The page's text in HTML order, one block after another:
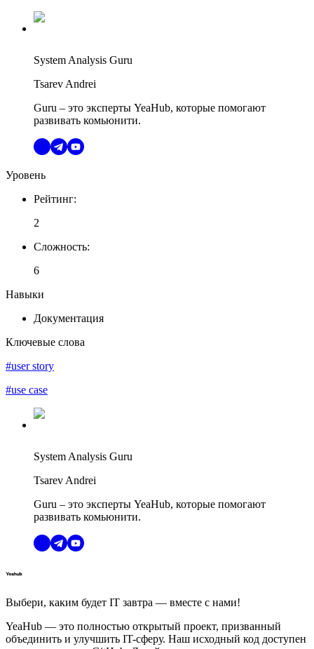
System Analysis Guru
Tsarev Andrei
Guru – это эксперты YeaHub, которые помогают
развивать комьюнити.
Уровень
Рейтинг:
2
Сложность:
6
Навыки
Документация
Ключевые слова
#user story
#use case
System Analysis Guru
Tsarev Andrei
Guru – это эксперты YeaHub, которые помогают
развивать комьюнити.
Выбери, каким будет IT завтра — вместе c нами!
YeaHub — это полностью открытый проект, призванный
объединить и улучшить IT-сферу. Наш исходный код доступен